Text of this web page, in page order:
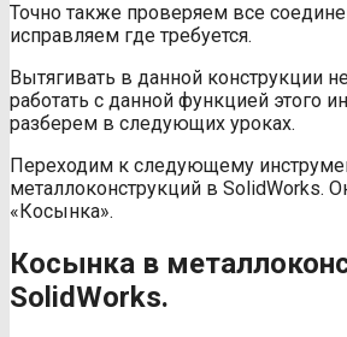
Точно также проверяем все
исправляем где требуется.
Вытягивать в данной конструкции
работать с данной функцией этого
разберем в следующих уроках.
Переходим к следующему
металлоконструкций в SolidWorks.
«Косынка».
Косынка в
SolidWorks.